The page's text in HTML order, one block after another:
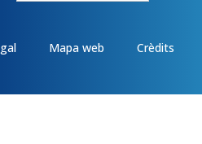
Mapa web Crèdits